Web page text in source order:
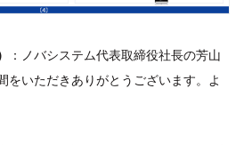
：ノバシステム代表取締役社長の芳山
をいただきありがとうございます。よ